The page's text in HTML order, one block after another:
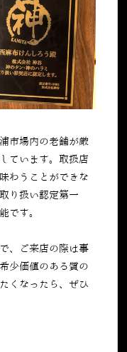
市場内の老舗が厳
ています。取扱店
わうことができな
り扱い認定第一
です。
、ご来店の際は事
少価値のある質の
くなったら、ぜひ